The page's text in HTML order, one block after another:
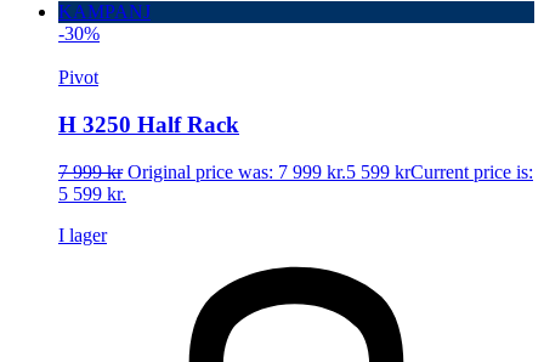
KAMPANJ
-30%
Pivot
H 3250 Half Rack
7 999kr Original price was: 7 999 kr.5 599 krCurrent price is:
5 599 kr.
I lager